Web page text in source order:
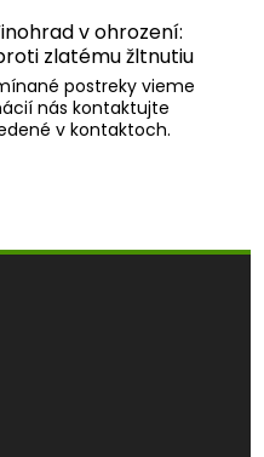
v ohrození:
zlatému žltnutiu
postreky vieme
nás kontaktujte
v kontaktoch.